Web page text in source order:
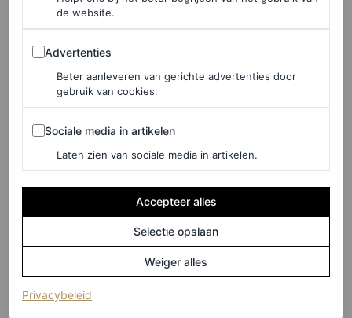
de website.
Advertenties
Advertenties
Beter aanleveren van gerichte advertenties door
gebruik van cookies.
Sociale media in artikelen
Sociale media in artikelen
Laten zien van sociale media in artikelen.
Accepteer alles
Selectie opslaan
Weiger alles
Privacybeleid